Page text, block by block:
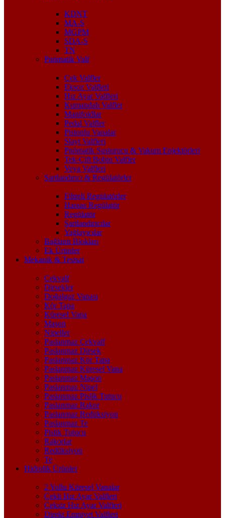
KDNT
MA-S
MGPM
SDA-S
TN
Pnömatik Valf
Çek Valfler
Eksoz Valfleri
Hız Ayar Valfleri
Kumandalı Valfler
Manifoldlar
Pedal Valfler
Pistonlu Vanalar
Slayt Valfleri
Pnömatik Susturucu & Vakum Enjektörleri
Tek-Çift Bobin Valfler
Veya Valfleri
Şartlandırıcı & Regülatörler
Filtreli Regülatörler
Hassas Regülatör
Regülatör
Şartlandırıcılar
Yağlayıcılar
Bağlantı Blokları
Ek Ürünler
Mekanik & Tesisat
Çekvalf
Dirsekler
Doğalgaz Vanası
Kör Tapa
Küresel Vana
Maşon
Nipeller
Paslanmaz Çekvalf
Paslanmaz Dirsek
Paslanmaz Kör Tapa
Paslanmaz Küresel Vana
Paslanmaz Maşon
Paslanmaz Nipel
Paslanmaz Pislik Tutucu
Paslanmaz Rakor
Paslanmaz Redüksiyon
Paslanmaz Te
Pislik Tutucu
Rakorlar
Redüksiyon
Te
Hidrolik Ürünler
2 Yollu Küresel Vanalar
Çekli Hız Ayar Valfleri
Çeksiz Hız Ayar Valfleri
Direkt Emniyet Valfleri